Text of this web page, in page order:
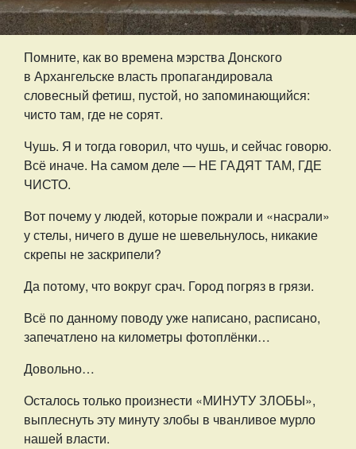
Помните, как во времена мэрства Донского
в Архангельске власть пропагандировала
словесный фетиш, пустой, но запоминающийся:
чисто там, где не сорят.
Чушь. Я и тогда говорил, что чушь, и сейчас говорю.
Всё иначе. На самом деле — НЕ ГАДЯТ ТАМ, ГДЕ
ЧИСТО.
Вот почему у людей, которые пожрали и «насрали»
у стелы, ничего в душе не шевельнулось, никакие
скрепы не заскрипели?
Да потому, что вокруг срач. Город погряз в грязи.
Всё по данному поводу уже написано, расписано,
запечатлено на километры фотоплёнки…
Довольно…
Осталось только произнести «МИНУТУ ЗЛОБЫ»,
выплеснуть эту минуту злобы в чванливое мурло
нашей власти.